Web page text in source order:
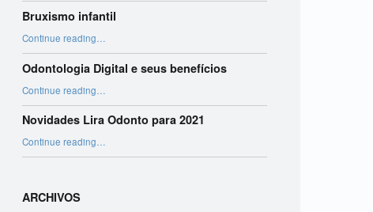
Bruxismo infantil
Continue reading …
Odontologia Digital e seus benefícios
Continue reading …
Novidades Lira Odonto para 2021
Continue reading“Novidades Lira Odonto para 2021”
…
ARCHIVOS